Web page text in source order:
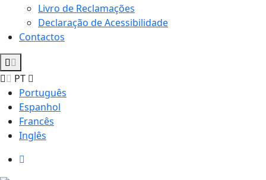
Livro de Reclamações
Declaração de Acessibilidade
Contactos
PT
Português
Espanhol
Francês
Inglês